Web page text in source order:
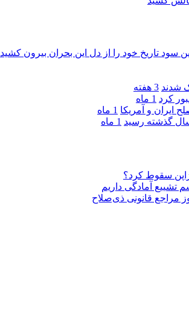
سود تاریخ خود را از دل این بحران بیرون کشید
شدند 3 هفته
1 ماه
ایران و آمریکا 1 ماه
1 ماه
ژاپن سقوط کرد؟
آمادگی داریم
مراجع قانونی ذی‌‏صلاح